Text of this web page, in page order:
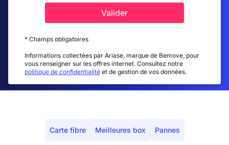
Valider
* Champs obligatoires
Informations collectées par Ariase, marque de Bemove, pour
vous renseigner sur les offres internet. Consultez notre
politique de confidentialité et de gestion de vos données.
Carte fibre Meilleures box Pannes